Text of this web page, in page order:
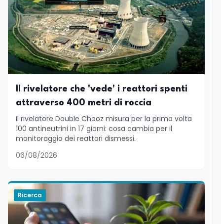
Il rivelatore che 'vede' i reattori spenti
attraverso 400 metri di roccia
Il rivelatore Double Chooz misura per la prima volta
100 antineutrini in 17 giorni: cosa cambia per il
monitoraggio dei reattori dismessi.
06/08/2026
Ricerca